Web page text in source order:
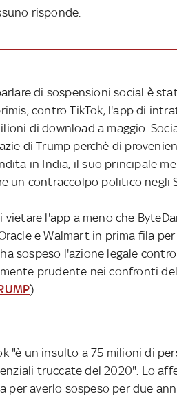
risponde.
di sospensioni social è
contro TikTok, l'app di
di download a maggio.
di Trump perchè di
in India, il suo principale
un contraccolpo politico negli
l'app a meno che
e Walmart in prima fila
sospeso l'azione legale
prudente nei confronti
)
"è un insulto a 75 milioni di
truccate del 2020". Lo
per averlo sospeso per due